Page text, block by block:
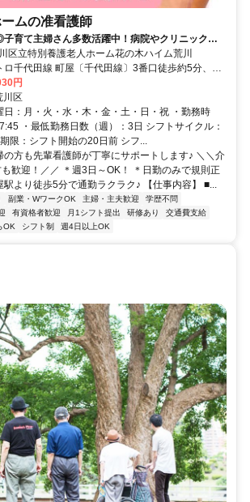
ムの准看護師
育て主婦さん多数活躍中！病院やクリニックの
ランクOK
立特別養護老人ホーム花の木ハイム荒川
ロ千代田線 町屋〔千代田線〕3番口徒歩約5分、京
約5分、都電荒川線 町屋二丁目徒歩約6分
円
川区
日：月・火・水・木・金・土・日・祝 ・勤務時
・最低勤務日数（週）：3日 シフトサイクル：
限：シフト開始の20日前 シフ...
の方も先輩看護師が丁寧にサポートします♪ ＼＼介
歓迎！／／ ＊週3日～OK！ ＊日勤のみで規則正
駅より徒歩5分で通勤ラクラク♪ 【仕事内容】 ■...
副業・WワークOK 主婦・主夫歓迎
学歴不問
有資格者歓迎 月1シフト提出 研修あり
交通費支給
OK シフト制 週4日以上OK